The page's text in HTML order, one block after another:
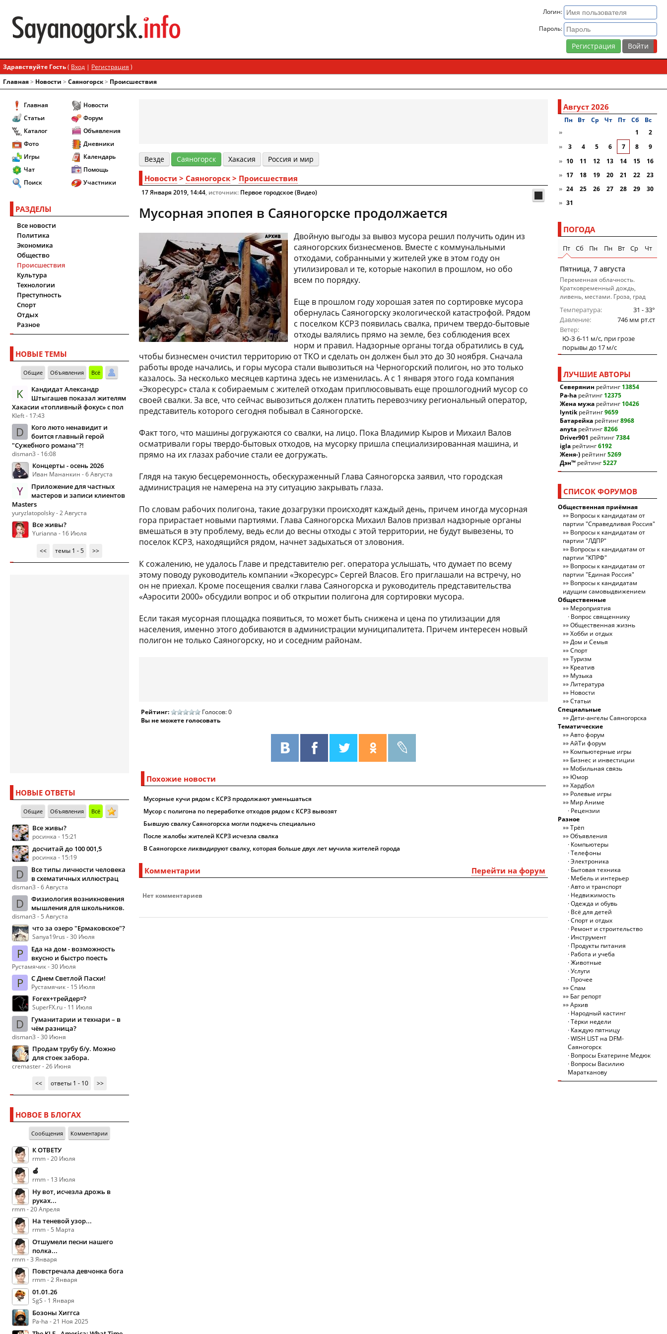
Логин:
Пароль:
Регистрация
Здравствуйте Гость( Вход | Регистрация )
Главная> Новости > Cаяногорск> Происшествия
Главная
Статьи
Каталог
Фото
Игры
Чат
Поиск
Новости
Форум
Объявления
Дневники
Календарь
Помощь
Участники
РАЗДЕЛЫ
Все новости
Политика
Экономика
Общество
Происшествия
Культура
Технологии
Преступность
Спорт
Отдых
Разное
НОВЫЕ ТЕМЫ
Общие Объявления Всё
K
Кандидат Александр
Штыгашев показал жителям
Хакасии «топливный фокус» с пол
Kleft - 17:43
D
Кого люто ненавидит и
боится главный герой
"Сужебного романа"?!
disman3 - 16:08
Концерты - осень 2026
Иван Мананкин - 6 Августа
Y
Приложение для частных
мастеров и записи клиентов
Masters
yuryzlatopolsky - 2 Августа
Все живы?
Yurianna - 16 Июля
<< темы 1 - 5 >>
НОВЫЕ ОТВЕТЫ
Общие Объявления Всё
Все живы?
росинка - 15:21
досчитай до 100 001,5
росинка - 15:19
D
Все типы личности человека
в схематичных иллюстрац
disman3 - 6 Августа
D
Физиология возникновения
мышления для школьников.
disman3 - 5 Августа
что за озеро "Ермаковское"?
Sanya19rus - 30 Июля
Р
Еда на дом - возможность
вкусно и быстро поесть
Рустамячик - 30 Июля
Р С Днем Светлой Пасхи!
Рустамячик - 15 Июля
Forex+трейдер=?
SuperFX.ru - 11 Июля
D
Гуманитарии и технари – в
чём разница?
disman3 - 30 Июня
Продам трубу б/у. Можно
для стоек забора.
cremaster - 26 Июня
<<
ответы 1 - 10 >>
НОВОЕ В БЛОГАХ
Сообщения Комментарии
К ОТВЕТУ
rmm - 20 Июля
🍏
rmm - 13 Июля
Ну вот, исчезла дрожь в
руках...
rmm - 20 Апреля
На теневой узор...
rmm - 5 Марта
Отшумели песни нашего
полка...
rmm - 3 Января
Повстречала девчонка бога
rmm - 2 Января
01.01.26
SgS - 1 Января
Бозоны Хиггса
Pa-ha - 21 Ноя 2025
Везде Cаяногорск Хакасия Россия и мир
Новости > Cаяногорск > Происшествия
17 Января 2019, 14:44, источник: Первое городское (Видео)
Мусорная эпопея в Саяногорске продолжается
Двойную выгоды за вывоз мусора решил получить один из
саяногорских бизнесменов. Вместе с коммунальными
отходами, собранными у жителей уже в этом году он
утилизировал и те, которые накопил в прошлом, но обо
всем по порядку.
Еще в прошлом году хорошая затея по сортировке мусора
обернулась Саяногорску экологической катастрофой. Рядом
с поселком КСРЗ появилась свалка, причем твердо-бытовые
отходы валялись прямо на земле, без соблюдения всех
норм и правил. Надзорные органы тогда обратились в суд,
чтобы бизнесмен очистил территорию от ТКО и сделать он должен был это до 30 ноября. Сначала
работы вроде начались, и горы мусора стали вывозиться на Черногорский полигон, но это только
казалось. За несколько месяцев картина здесь не изменилась. А с 1 января этого года компания
«Экоресурс» стала к собираемым с жителей отходам приплюсовывать еще прошлогодний мусор со
своей свалки. За все, что сейчас вывозиться должен платить перевозчику региональный оператор,
представитель которого сегодня побывал в Саяногорске.
Факт того, что машины догружаются со свалки, на лицо. Пока Владимир Кыров и Михаил Валов
осматривали горы твердо-бытовых отходов, на мусорку пришла специализированная машина, и
прямо на их глазах рабочие стали ее догружать.
Глядя на такую бесцеремонность, обескураженный Глава Саяногорска заявил, что городская
администрация не намерена на эту ситуацию закрывать глаза.
По словам рабочих полигона, такие дозагрузки происходят каждый день, причем иногда мусорная
гора прирастает новыми партиями. Глава Саяногорска Михаил Валов призвал надзорные органы
вмешаться в эту проблему, ведь если до весны отходы с этой территории, не будут вывезены, то
поселок КСРЗ, находящийся рядом, начнет задыхаться от зловония.
К сожалению, не удалось Главе и представителю рег. оператора услышать, что думает по всему
этому поводу руководитель компании «Экоресурс» Сергей Власов. Его приглашали на встречу, но
он не приехал. Кроме посещения свалки глава Саяногорска и руководитель представительства
«Аэросити 2000» обсудили вопрос и об открытии полигона для сортировки мусора.
Если такая мусорная площадка появиться, то может быть снижена и цена по утилизации для
населения, именно этого добиваются в администрации муниципалитета. Причем интересен новый
полигон не только Саяногорску, но и соседним районам.
Рейтинг:
Голосов: 0
Вы не можете голосовать
Похожие новости
Мусорные кучи рядом с КСРЗ продолжают уменьшаться
Мусор с полигона по переработке отходов рядом с КСРЗ вывозят
Бывшую свалку Саяногорска могли поджечь специально
После жалобы жителей КСРЗ исчезла свалка
В Саяногорске ликвидируют свалку, которая больше двух лет мучила жителей города
Перейти на форум
Комментарии
Нет комментариев
Август 2026
Пн Вт Ср Чт Пт Сб
Вc
»
1
2
»
3 4 5 6 7 8
9
» 10 11 12 13 14 15
16
» 17 18 19 20 21 22
23
» 24 25 26 27 28 29
30
» 31
ПОГОДА
Пт Сб Пн Пн Вт Ср Чт
Пятница, 7 августа
Переменная облачность.
Кратковременный дождь,
ливень, местами. Гроза, град
Температура
31 - 33°
Давление
746 мм рт.ст
Ветер
Ю-З 6-11 м/c, при грозе
порывы до 17 м/c
ЛУЧШИЕ АВТОРЫ
Северянин рейтинг 13854
Pa-ha рейтинг 12375
Жена мужа рейтинг 10426
lyntikрейтинг9659
Батарейка рейтинг8968
anyta рейтинг8266
Driver901 рейтинг7384
igla рейтинг6192
Женя-) рейтинг5269
Дэн™ рейтинг5227
СПИСОК ФОРУМОВ
Общественная приёмная
Вопросы к кандидатам от
партии "Справедливая Россия"
Вопросы к кандидатам от
партии "ЛДПР"
Вопросы к кандидатам от
партии "КПРФ"
Вопросы к кандидатам от
партии "Единая Россия"
Вопросы к кандидатам
идущим самовыдвижением
Общественные
Мероприятия
Вопрос священнику
Общественная жизнь
Хобби и отдых
Дом и Семья
Спорт
Туризм
Креатив
Музыка
Литература
Новости
Статьи
Специальные
Дети-ангелы Саяногорска
Тематические
Авто форум
АйТи форум
Компьютерные игры
Бизнес и инвестиции
Мобильная связь
Юмор
Хардбол
Ролевые игры
Мир Аниме
Рецензии
Разное
Трёп
Объявления
Компьютеры
Телефоны
Электроника
Бытовая техника
Мебель и интерьер
Авто и транспорт
Недвижимость
Одежда и обувь
Всё для детей
Спорт и отдых
Ремонт и строительство
Инструмент
Продукты питания
Работа и учеба
Животные
Услуги
Прочее
Спам
Баг репорт
Архив
Народный кастинг
Тёрки недели
Каждую пятницу
WISH LIST на DFM-
Саяногорск
Вопросы Екатерине Медюк
Вопросы Василию
Маратканову